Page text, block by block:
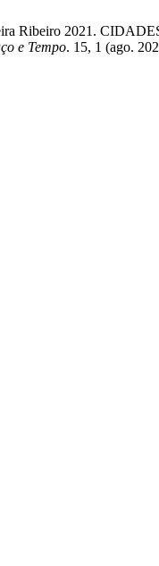
Ribeiro 2021.
e Tempo. 15, 1 (ago.